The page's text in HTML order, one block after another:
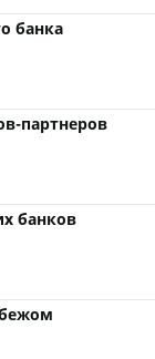
банка
партнеров
банков